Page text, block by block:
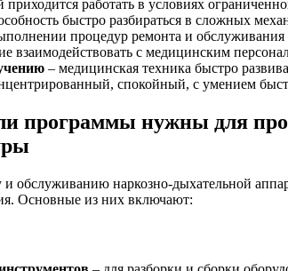
приходится работать в условиях
быстро разбираться в сложных
процедур ремонта и
взаимодействовать с медицинским
– медицинская техника быстро
спокойный, с умением
программы нужны для
и обслуживанию наркозно-дыхательной
Основные из них включают: